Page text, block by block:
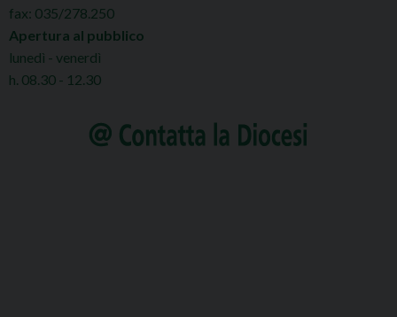
fax: 035/278.250
Apertura al pubblico
lunedì - venerdì
h. 08.30 - 12.30